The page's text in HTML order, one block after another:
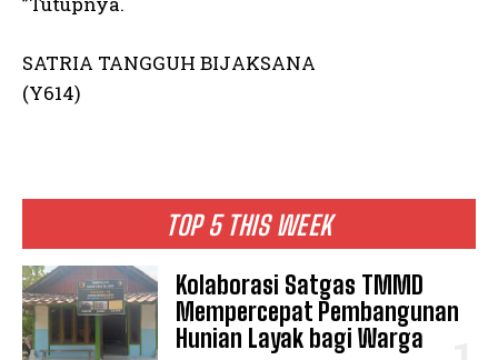
TOP 5 THIS WEEK
Kolaborasi Satgas TMMD
Mempercepat Pembangunan
Hunian Layak bagi Warga
SATRIA TANGGUH BIJAKSANA
(Y614)